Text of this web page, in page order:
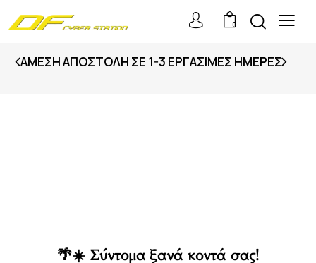
0
ΆΜΕΣΗ ΑΠΟΣΤΟΛΉ ΣΕ 1-3 ΕΡΓΆΣΙΜΕΣ ΗΜΈΡΕΣ